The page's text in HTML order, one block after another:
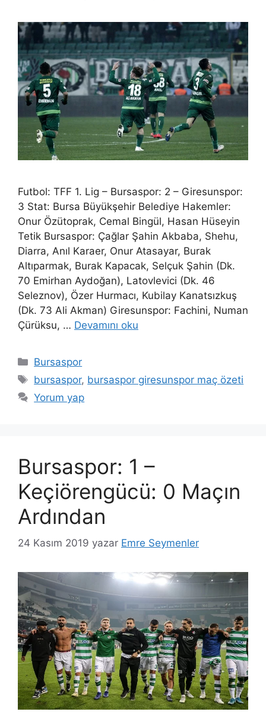
Futbol: TFF 1. Lig – Bursaspor: 2 – Giresunspor:
3 Stat: Bursa Büyükşehir Belediye Hakemler:
Onur Özütoprak, Cemal Bingül, Hasan Hüseyin
Tetik Bursaspor: Çağlar Şahin Akbaba, Shehu,
Diarra, Anıl Karaer, Onur Atasayar, Burak
Altıparmak, Burak Kapacak, Selçuk Şahin (Dk.
70 Emirhan Aydoğan), Latovlevici (Dk. 46
Seleznov), Özer Hurmacı, Kubilay Kanatsızkuş
(Dk. 73 Ali Akman) Giresunspor: Fachini, Numan
Çürüksu, … Devamını oku
Kategoriler
Bursaspor
Etiketler
bursaspor, bursaspor giresunspor maç özeti
Yorum yap
Bursaspor: 1 –
Keçiörengücü: 0 Maçın
Ardından
24 Kasım 2019 yazar Emre Seymenler